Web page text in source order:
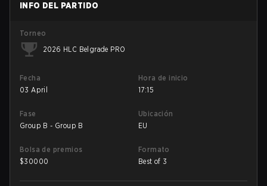
INFO DEL PARTIDO
Torneo
2026 HLC Belgrade PRO
Fecha
03 April
Hora de inicio
17:15
Fase
Group B - Group B
Ubicación
EU
Bolsa de premios
$30000
Formato
Best of 3